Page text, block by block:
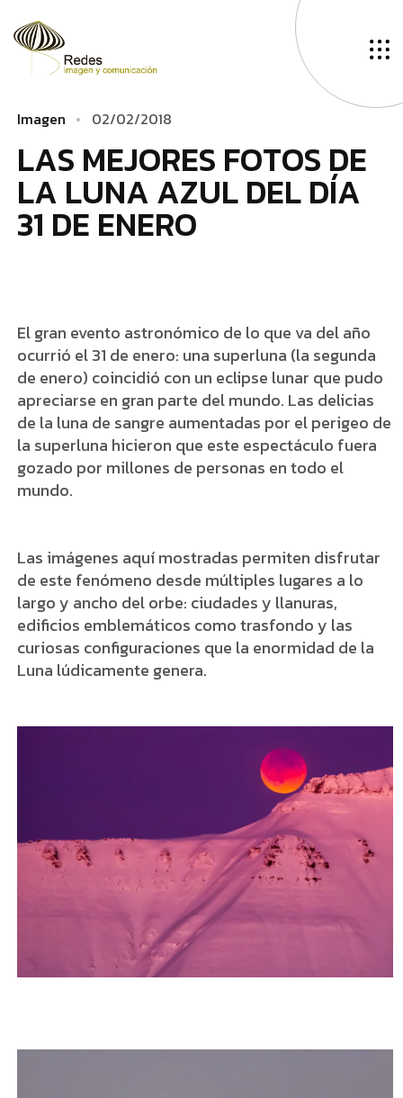
Imagen 02/02/2018
LAS
­ MEJORES
­ FOTOS
­ DE
­
LA
­
LUNA
­
AZUL
­
DEL
­
DÍA
31
­
DE ENERO
El gran evento astronómico de lo que va del año
ocurrió el 31 de enero: una superluna (la segunda
de enero) coincidió con un eclipse lunar que pudo
apreciarse en gran parte del mundo. Las delicias
de la luna de sangre aumentadas por el perigeo de
la superluna hicieron que este espectáculo fuera
gozado por millones de personas en todo el
mundo.
Las imágenes aquí mostradas permiten disfrutar
de este fenómeno desde múltiples lugares a lo
largo y ancho del orbe: ciudades y llanuras,
edificios emblemáticos como trasfondo y las
curiosas configuraciones que la enormidad de la
Luna lúdicamente genera.